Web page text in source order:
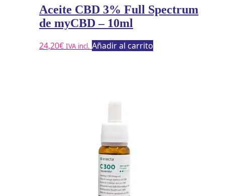
Aceite CBD 3% Full Spectrum
de myCBD – 10ml
24,20€ IVA incl. Añadir al carrito